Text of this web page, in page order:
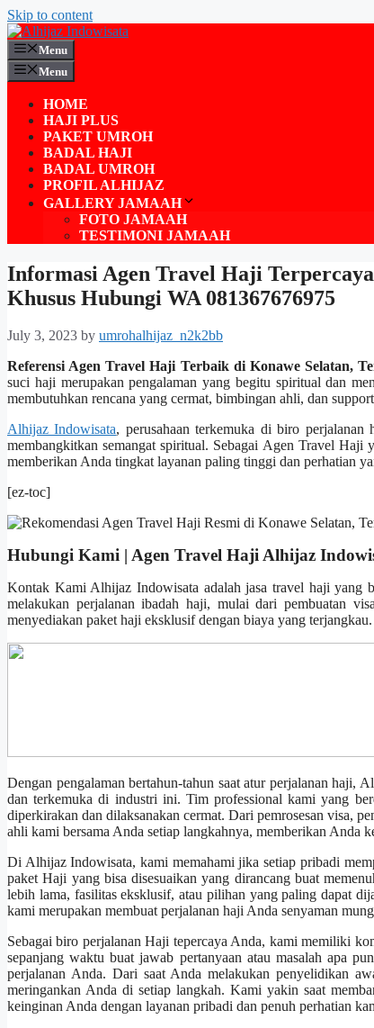
Skip to content
Menu
Menu
HOME
HAJI PLUS
PAKET UMROH
BADAL HAJI
BADAL UMROH
PROFIL ALHIJAZ
GALLERY JAMAAH
FOTO JAMAAH
TESTIMONI JAMAAH
Informasi Agen Travel Haji
Khusus Hubungi WA 081367676975
July 3, 2023 by umrohalhijaz_n2k2bb
Referensi Agen Travel Haji Terbaik di Konawe Selatan,
suci haji merupakan pengalaman yang begitu spiritual dan
membutuhkan rencana yang cermat, bimbingan ahli, dan
Alhijaz Indowisata, perusahaan terkemuka di biro
membangkitkan semangat spiritual. Sebagai Agen Travel Haji
memberikan Anda tingkat layanan paling tinggi dan perhatian
[ez-toc]
Hubungi Kami | Agen Travel Haji Alhijaz
Kontak Kami Alhijaz Indowisata adalah jasa travel haji yang
melakukan perjalanan ibadah haji, mulai dari pembuatan
menyediakan paket haji eksklusif dengan biaya yang terjangkau.
Dengan pengalaman bertahun-tahun saat atur perjalanan haji,
dan terkemuka di industri ini. Tim professional kami yang
diperkirakan dan dilaksanakan cermat. Dari pemrosesan visa,
ahli kami bersama Anda setiap langkahnya, memberikan Anda
Di Alhijaz Indowisata, kami memahami jika setiap pribadi
paket Haji yang bisa disesuaikan yang dirancang buat
lebih lama, fasilitas eksklusif, atau pilihan yang paling dapat
kami merupakan membuat perjalanan haji Anda senyaman
Sebagai biro perjalanan Haji tepercaya Anda, kami memiliki
sepanjang waktu buat jawab pertanyaan atau masalah apa
perjalanan Anda. Dari saat Anda melakukan penyelidikan
meringankan Anda di setiap langkah. Kami yakin saat
keinginan Anda dengan layanan pribadi dan penuh perhatian